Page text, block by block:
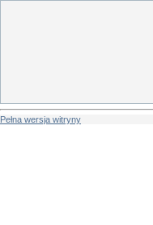
Pełna wersja witryny